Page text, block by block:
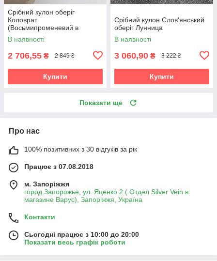
Срібний кулон оберіг
Коловрат
(Восьмипроменевий в
руническом колі)
В наявності
2 706,55 ₴ 2 849 ₴
Купити
Срібний кулон Слов'янський
оберіг Лунница
В наявності
3 060,90 ₴ 3 222 ₴
Купити
Показати ще
Про нас
100% позитивних з 30 відгуків за рік
Працює з 07.08.2018
м. Запоріжжя
город Запорожье, ул. Яценко 2 ( Отдел Silver Vein в
магазине Варус), Запоріжжя, Україна
Контакти
Сьогодні працює з 10:00 до 20:00
Показати весь графік роботи